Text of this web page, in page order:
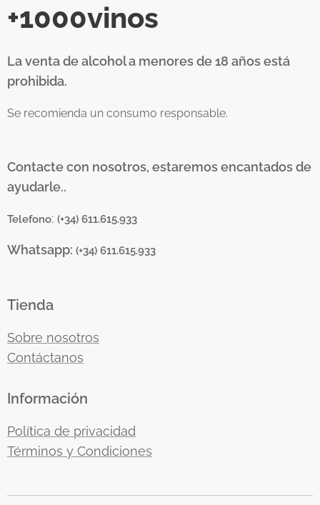
+1000vinos
La venta de alcohol a menores de 18 años está
prohibida.
Se recomienda un consumo responsable.
Contacte con nosotros, estaremos encantados de
ayudarle..
Telefono: (+34) 611.615.933
Whatsapp: (+34) 611.615.933
Tienda
Sobre nosotros
Contáctanos
Información
Política de privacidad
Términos y Condiciones